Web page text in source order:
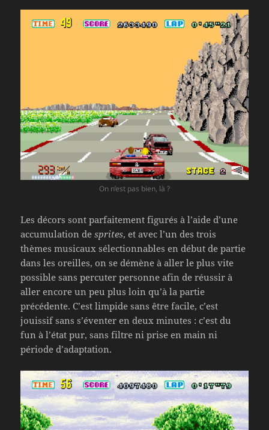
On n’est pas bien, là ?
Les décors sont parfaitement figurés à l’aide d’une
accumulation desprites, et avec l’un des trois
thèmes musicaux sélectionnables en début de partie
dans les oreilles, on se démène à aller le plus vite
possible sans percuter personne afin de réussir à
aller encore un peu plus loin qu’à la partie
précédente. C’est limpide sans être facile, c’est
jouissif sans s’éventer en deux minutes : c’est du
fun à l’état pur, sans filtre ni prise en main ni
période d’adaptation.